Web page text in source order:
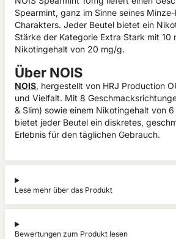
Spearmint, ganz im Sinne seines
Charakters. Jeder Beutel bietet ein
Stärke der Kategorie Extra Stark mit 10
Nikotingehalt von 20 mg/g.
Über NOIS
NOIS, hergestellt von HRJ Production
und Vielfalt. Mit 8
& Slim) sowie einem Nikotingehalt von
bietet jeder Beutel ein diskretes,
Erlebnis für den täglichen Gebrauch.
Lese mehr über das Produkt
Bewertungen zum Produkt lesen